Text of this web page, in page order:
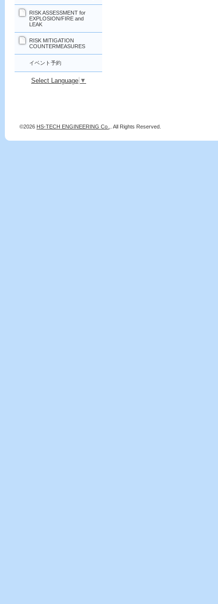
RISK ASSESSMENT for
EXPLOSION/FIRE and
LEAK
RISK MITIGATION
COUNTERMEASURES
イベント予約
Select Language ▼
©2026 HS-TECH ENGINEERING Co., . All Rights Reserved.